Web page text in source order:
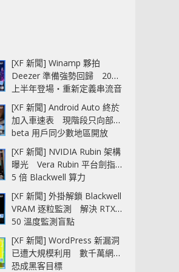
[XF 新聞] Winamp 夥拍
Deezer 準備強勢回歸 2027
上半年登場‧重新定義串流音
樂播放器
[XF 新聞] Android Auto 終於
加入車速表 現階段只向部分
beta 用戶同少數地區開放
[XF 新聞] NVIDIA Rubin 架構
曝光 Vera Rubin 平台劍指
5 倍 Blackwell 算力
[XF 新聞] 外掛解鎖 Blackwell
VRAM 逐粒監測 解決 RTX
50 溫度監測盲點
[XF 新聞] WordPress 新漏洞
已遭大規模利用 數千萬網站
恐成黑客目標